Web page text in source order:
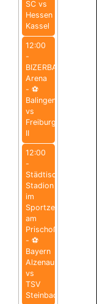
SC vs
Hessen
Kassel
12:00
-
BIZERBA
Arena
- ⚽️
Balingen
vs
Freiburg
II
12:00
-
Städtisches
Stadion
im
Sportzentrum
am
Prischoß
- ⚽️
Bayern
Alzenau
vs
TSV
Steinbach